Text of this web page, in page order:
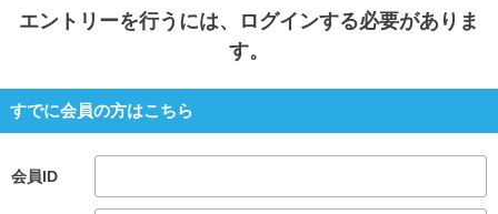
エントリーを行うには、ログインする必要がありま
す。
すでに会員の方はこちら
会員ID